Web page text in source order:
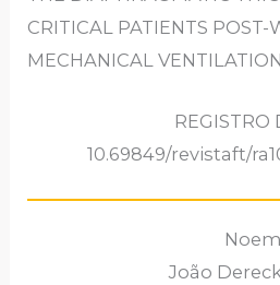
CRITICAL PATIENTS POST-
MECHANICAL VENTILATION
REGISTRO
10.69849/revistaft/
João